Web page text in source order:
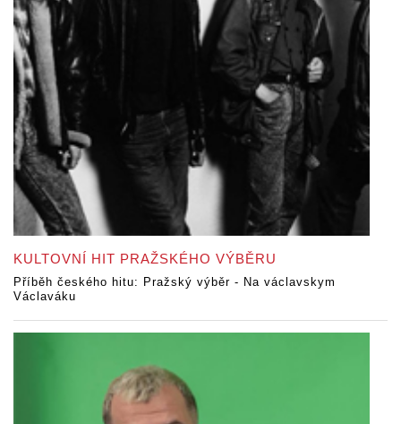
KULTOVNÍ HIT PRAŽSKÉHO VÝBĚRU
Příběh českého hitu: Pražský výběr - Na václavskym
Václaváku